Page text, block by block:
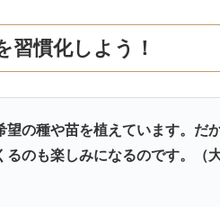
習慣化しよう！
望の種や苗を植えています。だ
のも楽しみになるのです。（大